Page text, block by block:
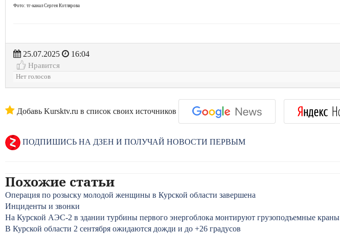
Фото: тг-канал Сергея Котлярова
25.07.2025
16:04
Нравится
Нет голосов
Добавь Kursktv.ru в список своих источников
ПОДПИШИСЬ НА ДЗЕН И ПОЛУЧАЙ НОВОСТИ ПЕРВЫМ
Похожие статьи
Операция по розыску молодой женщины в Курской области завершена
Инциденты и звонки
На Курской АЭС-2 в здании турбины первого энергоблока монтируют грузоподъемные краны
В Курской области 2 сентября ожидаются дожди и до +26 градусов